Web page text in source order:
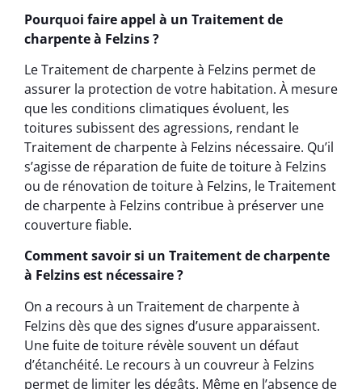
Pourquoi faire appel à un Traitement de
charpente à Felzins ?
Le Traitement de charpente à Felzins permet de
assurer la protection de votre habitation. À mesure
que les conditions climatiques évoluent, les
toitures subissent des agressions, rendant le
Traitement de charpente à Felzins nécessaire. Qu’il
s’agisse de réparation de fuite de toiture à Felzins
ou de rénovation de toiture à Felzins, le Traitement
de charpente à Felzins contribue à préserver une
couverture fiable.
Comment savoir si un Traitement de charpente
à Felzins est nécessaire ?
On a recours à un Traitement de charpente à
Felzins dès que des signes d’usure apparaissent.
Une fuite de toiture révèle souvent un défaut
d’étanchéité. Le recours à un couvreur à Felzins
permet de limiter les dégâts. Même en l’absence de